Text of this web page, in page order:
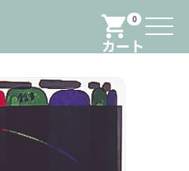
0
カート
Menu